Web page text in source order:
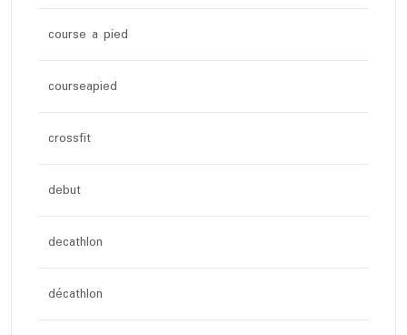
course a pied
courseapied
crossfit
debut
decathlon
décathlon